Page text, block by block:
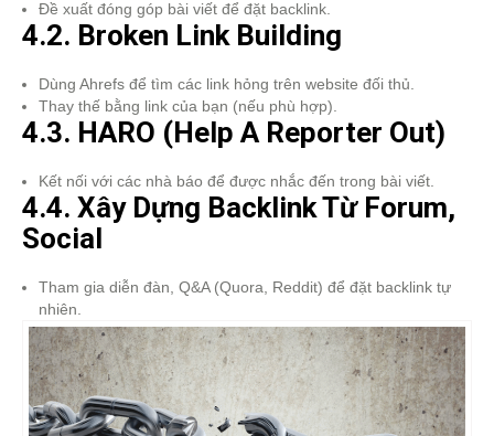
Đề xuất đóng góp bài viết để đặt backlink.
4.2. Broken Link Building
Dùng Ahrefs để tìm các link hỏng trên website đối thủ.
Thay thế bằng link của bạn (nếu phù hợp).
4.3. HARO (Help A Reporter Out)
Kết nối với các nhà báo để được nhắc đến trong bài viết.
4.4. Xây Dựng Backlink Từ Forum,
Social
Tham gia diễn đàn, Q&A (Quora, Reddit) để đặt backlink tự
nhiên.